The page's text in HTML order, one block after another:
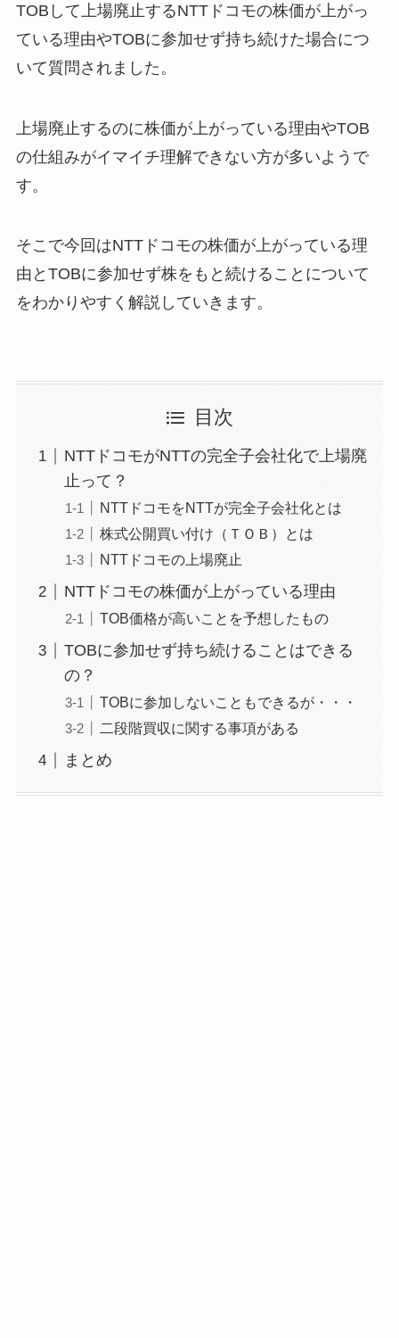
TOBして上場廃止するNTTドコモの株価が上がっ
ている理由やTOBに参加せず持ち続けた場合につ
いて質問されました。
上場廃止するのに株価が上がっている理由やTOB
の仕組みがイマイチ理解できない方が多いようで
す。
そこで今回はNTTドコモの株価が上がっている理
由とTOBに参加せず株をもと続けることについて
をわかりやすく解説していきます。
目次
NTTドコモがNTTの完全子会社化で上場廃
止って？
NTTドコモをNTTが完全子会社化とは
株式公開買い付け（ＴＯＢ）とは
NTTドコモの上場廃止
NTTドコモの株価が上がっている理由
TOB価格が高いことを予想したもの
TOBに参加せず持ち続けることはできる
の？
TOBに参加しないこともできるが・・・
二段階買収に関する事項がある
まとめ